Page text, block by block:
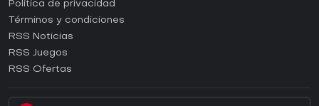
¿Cómo activar una CD Key de Epic Games?
¿Cómo activar una CD Key de GOG?
¿Cómo activar una CD Key de Ubisoft Connect?
Política de privacidad
Términos y condiciones
RSS Noticias
RSS Juegos
RSS Ofertas